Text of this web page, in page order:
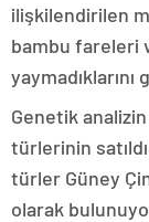
ilişkilendirilen
bambu fareleri
yaymadıklarını
Genetik
türlerinin
türler Güney
olarak